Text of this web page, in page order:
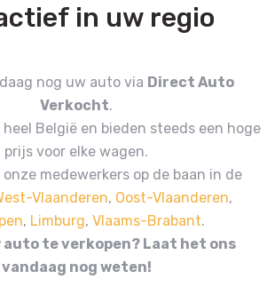
in uw regio
nog uw auto via Direct Auto
Verkocht.
België en bieden steeds een hoge
prijs voor elke wagen.
medewerkers op de baan in de
Vlaanderen, Oost-Vlaanderen,
, Limburg, Vlaams-Brabant.
auto te verkopen? Laat het ons
vandaag nog weten!